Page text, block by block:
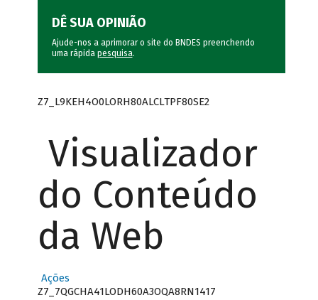
DÊ SUA OPINIÃO
Ajude-nos a aprimorar o site do BNDES preenchendo
uma rápida pesquisa.
Z7_L9KEH4O0LORH80ALCLTPF80SE2
Visualizador
do Conteúdo
da Web
Ações
Z7_7QGCHA41LODH60A3OQA8RN1417